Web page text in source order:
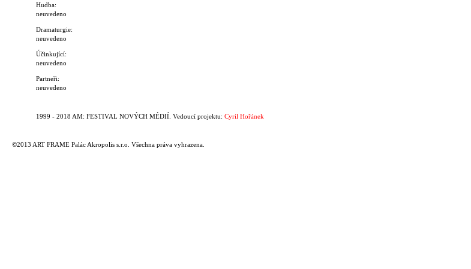
Hudba:
neuvedeno
Dramaturgie:
neuvedeno
Účinkující:
neuvedeno
Partneři:
neuvedeno
1999 - 2018 AM: FESTIVAL NOVÝCH MÉDIÍ. Vedoucí projektu: Cyril Hořánek
©2013 ART FRAME Palác Akropolis s.r.o. Všechna práva vyhrazena.